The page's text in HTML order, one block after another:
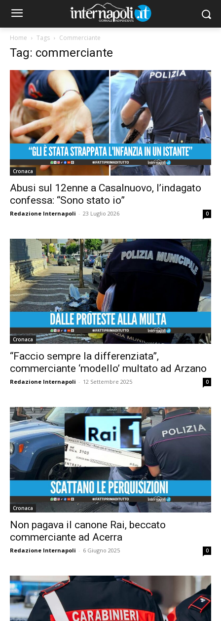
Home Tags Commerciante
Tag: commerciante
Cronaca
Abusi sul 12enne a Casalnuovo, l’indagato
confessa: “Sono stato io”
Redazione Internapoli - 23 Luglio 2026 0
Cronaca
“Faccio sempre la differenziata”,
commerciante ‘modello’ multato ad Arzano
Redazione Internapoli - 12 Settembre 2025 0
Cronaca
Non pagava il canone Rai, beccato
commerciante ad Acerra
Redazione Internapoli - 6 Giugno 2025 0